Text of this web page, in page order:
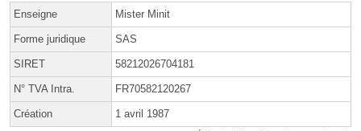
Enseigne Mister Minit
Forme juridique SAS
SIRET 58212026704181
N° TVA Intra. FR70582120267
Création 1 avril 1987